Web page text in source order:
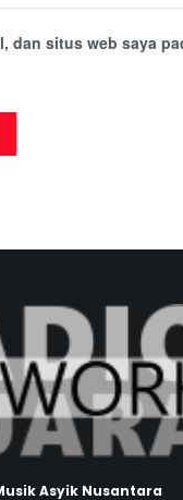
dan situs web saya
Asyik Nusantara